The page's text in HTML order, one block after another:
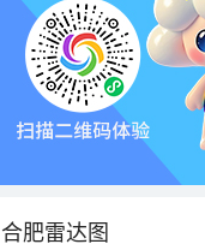
合肥雷达图